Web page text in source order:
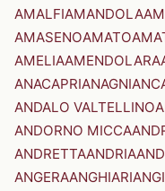
AMALFIAMANDOLA
AMASENOAMATO
AMELIAAMENDOLARA
ANACAPRIANAGNI
ANDALO VALTELLINO
ANDORNO MICCA
ANDRETTAANDRIA
ANGERAANGHIARI